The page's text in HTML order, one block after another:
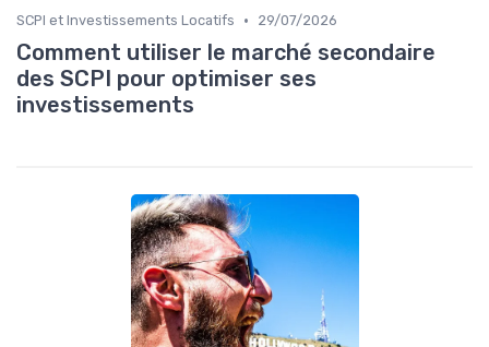
SCPI et Investissements Locatifs • 29/07/2026
Comment utiliser le marché secondaire
des SCPI pour optimiser ses
investissements